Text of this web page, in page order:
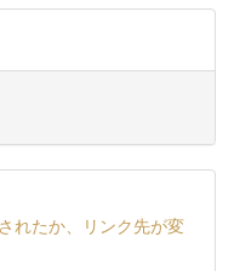
れたか、リンク先が変